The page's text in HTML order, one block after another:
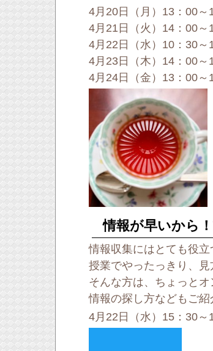
4月20日（月）13：00～
4月21日（火）14：00～
4月22日（水）10：30～
4月23日（木）14：00
4月24日（金）13：00
情報が早いから
情報収集にはとても役立
授業でやったっきり、
そんな方は、ちょっと
情報の探し方などもご紹
4月22日（水）15：30